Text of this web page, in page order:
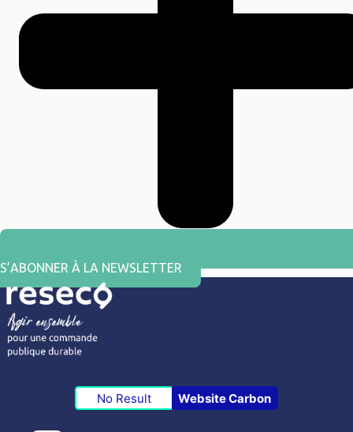
S’ABONNER À LA NEWSLETTER
No Result Website Carbon